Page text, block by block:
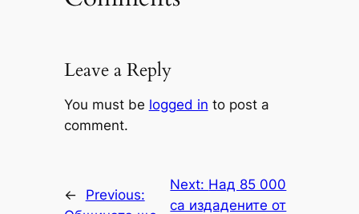
Leave a Reply
You must be logged in to post a
comment.
←
Previous:
Next: Над 85 000
са издадените от